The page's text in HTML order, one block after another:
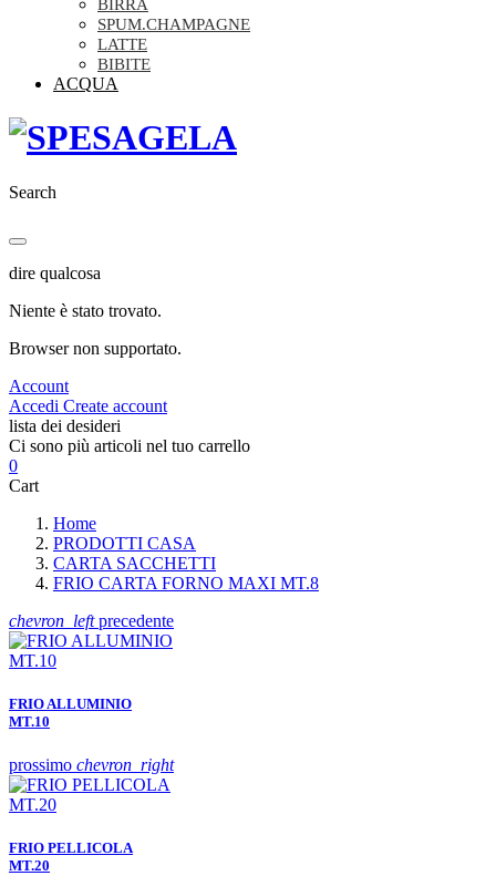
BIRRA
SPUM.CHAMPAGNE
LATTE
BIBITE
ACQUA
Search
dire qualcosa
Niente è stato trovato.
Browser non supportato.
Account
Accedi Create account
lista dei desideri
Ci sono più articoli nel tuo carrello
0
Cart
Home
PRODOTTI CASA
CARTA SACCHETTI
FRIO CARTA FORNO MAXI MT.8
chevron_leftprecedente
FRIO ALLUMINIO
MT.10
prossimo chevron_right
FRIO PELLICOLA
MT.20